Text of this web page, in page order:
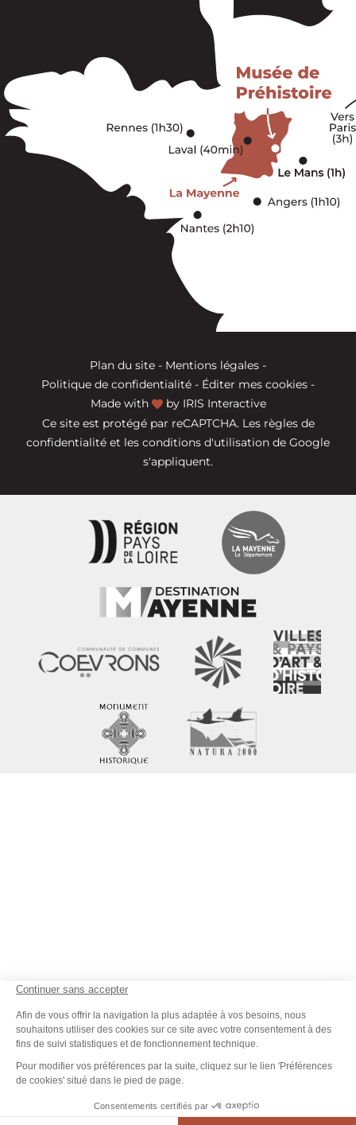
Tarifs
Plan du site - Mentions légales -
Politique de confidentialité - Éditer mes cookies -
Made with
by IRIS Interactive
Ce site est protégé par reCAPTCHA. Les règles de
confidentialité et les conditions d'utilisation de Google
s'appliquent.